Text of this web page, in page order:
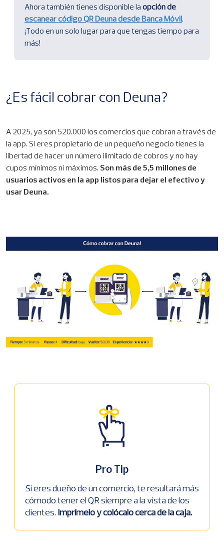
Ahora también tienes disponible la opción de
escanear código QR Deuna desde Banca Móvil.
¡Todo en un solo lugar para que tengas tiempo para
más!
¿Es fácil cobrar con Deuna?
A 2025, ya son 520.000 los comercios que cobran a través de
la app. Si eres propietario de un pequeño negocio tienes la
libertad de hacer un número ilimitado de cobros y no hay
cupos mínimos ni máximos. Son más de 5,5 millones de
usuarios activos en la app listos para dejar el efectivo y
usar Deuna.
Pro Tip
Si eres dueño de un comercio, te resultará más
cómodo tener el QR siempre a la vista de los
clientes. Imprímelo y colócalo cerca de la caja.